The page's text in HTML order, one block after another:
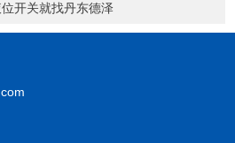
开关就找丹东德泽